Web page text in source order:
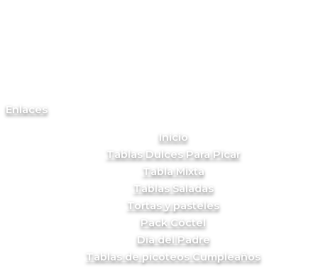
Enlaces
Inicio
Tablas Dulces Para Picar
Tabla Mixta
Tablas Saladas
Tortas y pasteles
Pack Cóctel
Día del Padre
Tablas de picoteos Cumpleaños